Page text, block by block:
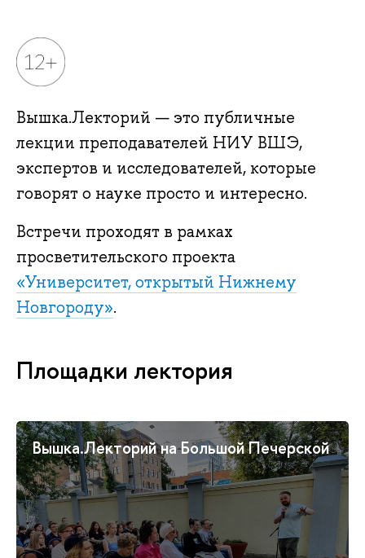
Вышка.Лекторий — это публичные
лекции преподавателей НИУ ВШЭ,
экспертов и исследователей, которые
говорят о науке просто и интересно.
Встречи проходят в рамках
просветительского проекта
«Университет, открытый Нижнему
Новгороду».
Площадки лектория
Вышка.Лекторий на Большой Печерской